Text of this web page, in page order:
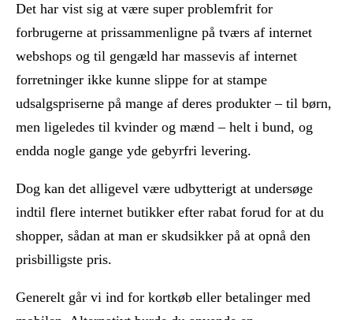
Det har vist sig at være super problemfrit for
forbrugerne at prissammenligne på tværs af internet
webshops og til gengæld har massevis af internet
forretninger ikke kunne slippe for at stampe
udsalgspriserne på mange af deres produkter – til børn,
men ligeledes til kvinder og mænd – helt i bund, og
endda nogle gange yde gebyrfri levering.
Dog kan det alligevel være udbytterigt at undersøge
indtil flere internet butikker efter rabat forud for at du
shopper, sådan at man er skudsikker på at opnå den
prisbilligste pris.
Generelt går vi ind for kortkøb eller betalinger med